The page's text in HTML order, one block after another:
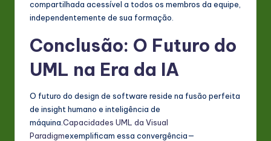
compartilhada acessível a todos os membros da equipe,
independentemente de sua formação.
Conclusão: O Futuro do
UML na Era da IA
O futuro do design de software reside na fusão perfeita
de insight humano e inteligência de
máquina. Capacidades UML da Visual
Paradigmexemplificam essa convergência—